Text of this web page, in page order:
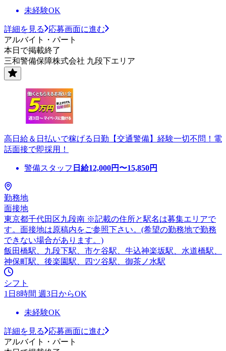
未経験OK
詳細を見る
応募画面に進む
アルバイト・パート
本日で掲載終了
三和警備保障株式会社 九段下エリア
高日給＆日払いで稼げる日勤【交通警備】経験一切不問！電
話面接で即採用！
警備スタッフ 日給12,000円〜15,850円
勤務地
面接地
東京都千代田区九段南 ※記載の住所と駅名は募集エリアで
す。面接地は原稿内をご参照下さい。(希望の勤務地で勤務
できない場合があります。)
飯田橋駅、九段下駅、市ケ谷駅、牛込神楽坂駅、水道橋駅、
神保町駅、後楽園駅、四ツ谷駅、御茶ノ水駅
シフト
1日8時間 週3日からOK
未経験OK
詳細を見る
応募画面に進む
アルバイト・パート